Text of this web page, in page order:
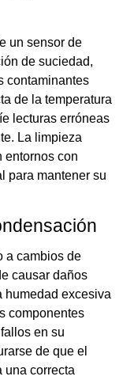
un sensor de
de suciedad,
contaminantes
de la temperatura
lecturas erróneas
La limpieza
entornos con
para mantener su
a cambios de
causar daños
humedad excesiva
componentes
en su
de que el
una correcta